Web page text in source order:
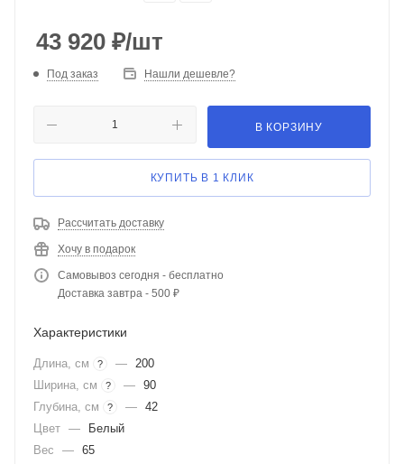
43 920 ₽/шт
Под заказ Нашли дешевле?
В КОРЗИНУ
КУПИТЬ В 1 КЛИК
Рассчитать доставку
Хочу в подарок
Самовывоз сегодня - бесплатно
Доставка завтра - 500 ₽
Характеристики
Длина, см ? — 200
Ширина, см
? — 90
Глубина, см
? — 42
Цвет —
Белый
Вес
— 65